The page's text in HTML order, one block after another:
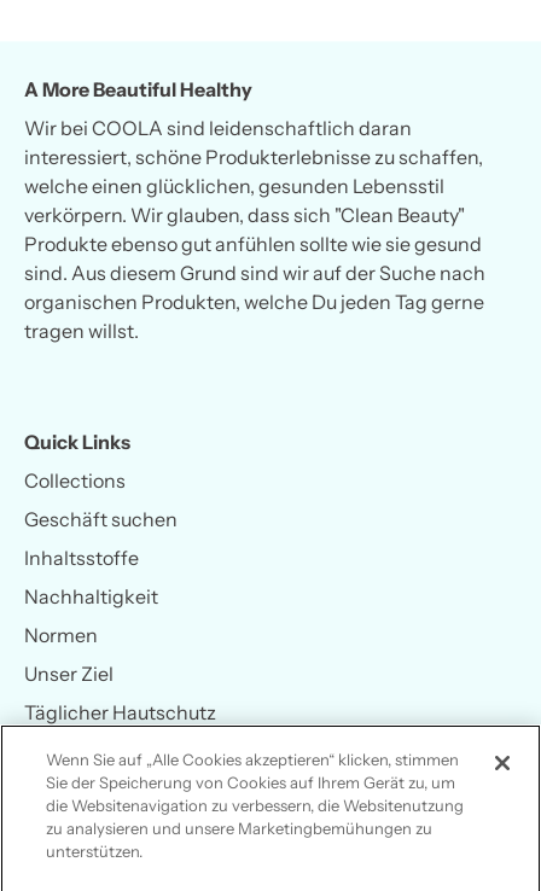
A More Beautiful Healthy
Wir bei COOLA sind leidenschaftlich daran
interessiert, schöne Produkterlebnisse zu schaffen,
welche einen glücklichen, gesunden Lebensstil
verkörpern. Wir glauben, dass sich "Clean Beauty"
Produkte ebenso gut anfühlen sollte wie sie gesund
sind. Aus diesem Grund sind wir auf der Suche nach
organischen Produkten, welche Du jeden Tag gerne
tragen willst.
Quick Links
Collections
Geschäft suchen
Inhaltsstoffe
Nachhaltigkeit
Normen
Unser Ziel
Täglicher Hautschutz
Sonnenwissen
Hilfe
Wenn Sie auf „Alle Cookies akzeptieren“ klicken, stimmen
Sie der Speicherung von Cookies auf Ihrem Gerät zu, um
die Websitenavigation zu verbessern, die Websitenutzung
zu analysieren und unsere Marketingbemühungen zu
unterstützen.